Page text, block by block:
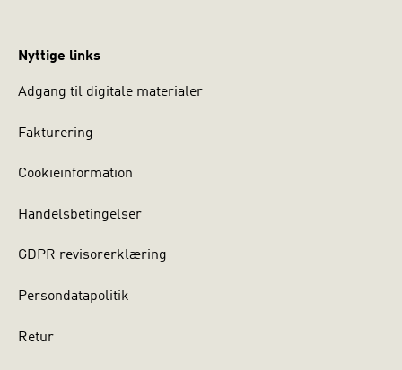
Nyttige links
Adgang til digitale materialer
Fakturering
Cookieinformation
Handelsbetingelser
GDPR revisorerklæring
Persondatapolitik
Retur